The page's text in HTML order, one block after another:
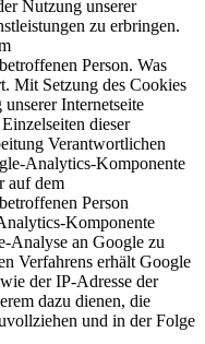
Nutzung unserer
zu erbringen.
Person. Was
Mit Setzung des Cookies
Internetseite
dieser
Verantwortlichen
Analytics-Komponente
auf dem
Person
Komponente
Analyse an Google zu
Verfahrens erhält Google
der IP-Adresse der
dazu dienen, die
und in der Folge